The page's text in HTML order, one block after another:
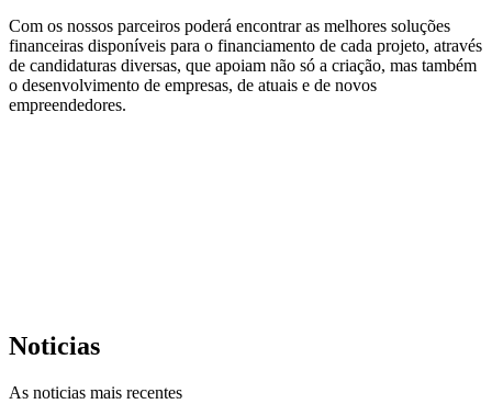
Com os nossos parceiros poderá encontrar as melhores soluções
financeiras disponíveis para o financiamento de cada projeto, através
de candidaturas diversas, que apoiam não só a criação, mas também
o desenvolvimento de empresas, de atuais e de novos
empreendedores.
Noticias
As noticias mais recentes